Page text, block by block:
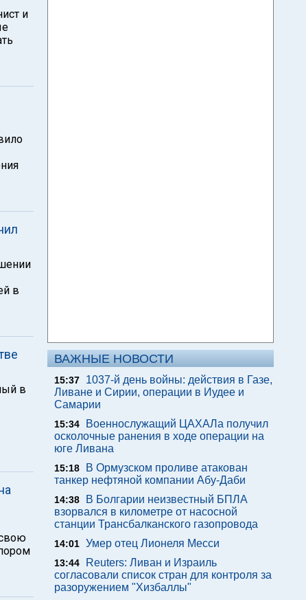
и
в
в
ВАЖНЫЕ НОВОСТИ
15:37
1037-й день войны: действия в Газе,
Ливане и Сирии, операции в Иудее и
Самарии
15:34
Военнослужащий ЦАХАЛа получил
осколочные ранения в ходе операции на
юге Ливана
15:18
В Ормузском проливе атакован
танкер нефтяной компании Абу-Даби
14:38
В Болгарии неизвестный БПЛА
взорвался в километре от насосной
станции Трансбалканского газопровода
14:01 Умер отец Лионеля Месси
13:44
Reuters: Ливан и Израиль
согласовали список стран для контроля за
разоружением "Хизбаллы"